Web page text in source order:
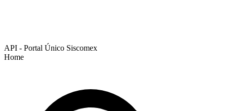
API - Portal Único Siscomex
Home